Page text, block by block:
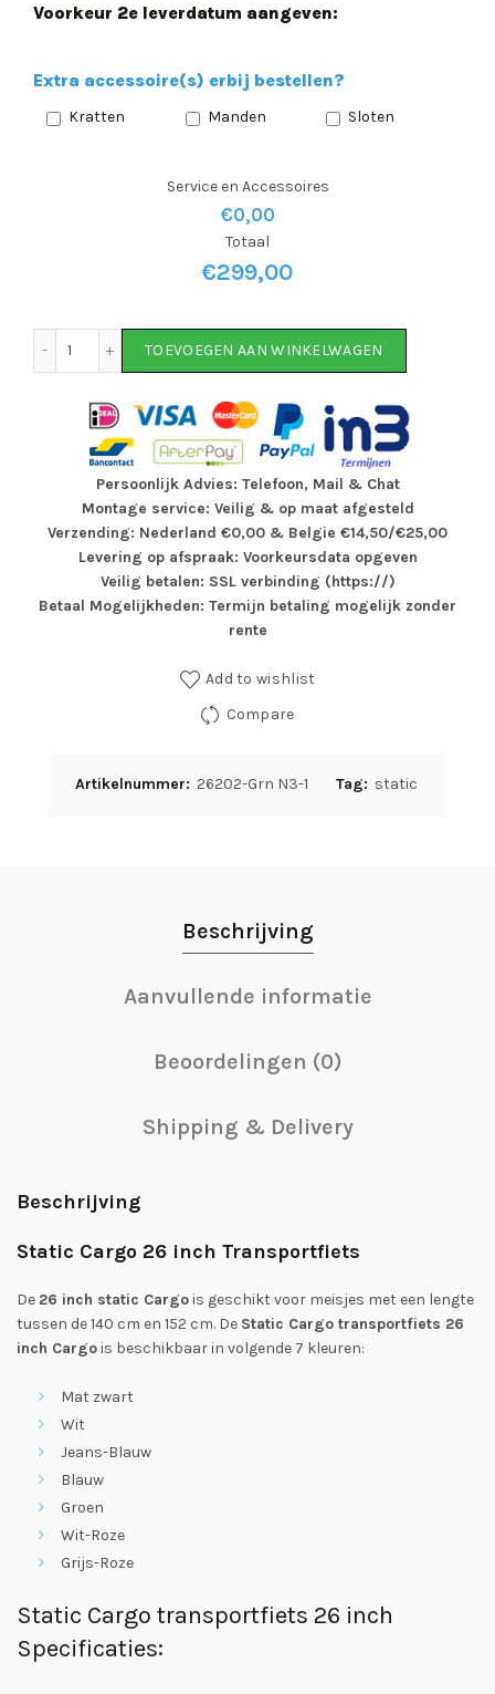
Voorkeur 2e leverdatum aangeven:
Extra accessoire(s) erbij bestellen?
Kratten Manden Sloten
Service en Accessoires
€0,00
Totaal
€299,00
TOEVOEGEN AAN WINKELWAGEN
Persoonlijk Advies: Telefoon, Mail & Chat
Montage service: Veilig & op maat afgesteld
Verzending: Nederland €0,00 & Belgie €14,50/€25,00
Levering op afspraak: Voorkeursdata opgeven
Veilig betalen: SSL verbinding (https://)
Betaal Mogelijkheden: Termijn betaling mogelijk zonder
rente
Add to wishlist
Compare
Artikelnummer: 26202-Grn N3-1 Tag: static
Beschrijving
Aanvullende informatie
Beoordelingen (0)
Shipping & Delivery
Beschrijving
Static Cargo 26 inch Transportfiets
De 26 inch static Cargois geschikt voor meisjes met een lengte
tussen de 140 cm en 152 cm. De Static Cargo transportfiets 26
inch Cargois beschikbaar in volgende 7 kleuren:
Mat zwart
Wit
Jeans-Blauw
Blauw
Groen
Wit-Roze
Grijs-Roze
Static Cargo transportfiets 26 inch
Specificaties: